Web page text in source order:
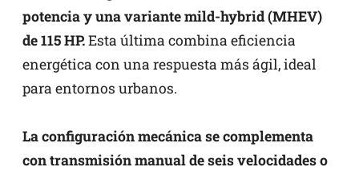
potencia y una variante mild-hybrid (MHEV)
de 115 HP.Esta última combina eficiencia
energética con una respuesta más ágil, ideal
para entornos urbanos.
La configuración mecánica se complementa
con transmisión manual de seis velocidades o